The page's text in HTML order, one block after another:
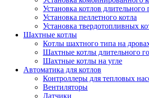
Установка котлов длительного
Установка пеллетного котла
Установка твердотопливных
Шахтные котлы
Котлы шахтного типа на
Шахтные котлы длительного
Шахтные котлы на угле
Автоматика для котлов
Контроллеры для тепловых
Вентиляторы
Датчики